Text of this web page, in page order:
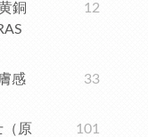
銅
12
感
33
原
101